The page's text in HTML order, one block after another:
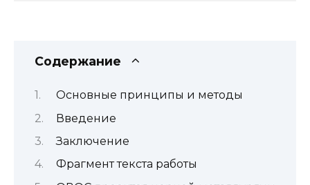
Содержание
Основные принципы и методы
Введение
Заключение
Фрагмент текста работы